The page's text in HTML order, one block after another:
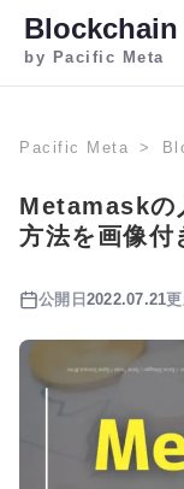
Blockchain
by Pacific Meta
Pacific Meta
Metamaskの
方法を画像付
公開日 2022.07.21